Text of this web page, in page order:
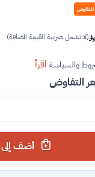
للتفاوض
(لا تشمل ضريبة القيمة المضافة)
والسياسة اقرأ
التفاوض
أضف إلى السلة